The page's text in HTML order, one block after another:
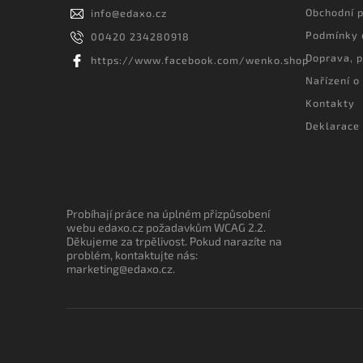
info@edaxo.cz
00420 234280918
https://www.facebook.com/wenko.shop
Obchodní
Podmínky
Doprava,
Nařízení
Kontakty
Probíhají práce na úplném přizpůsobení
webu edaxo.cz požadavkům WCAG 2.2.
Děkujeme za trpělivost. Pokud narazíte na
problém, kontaktujte nás:
marketing@edaxo.cz.